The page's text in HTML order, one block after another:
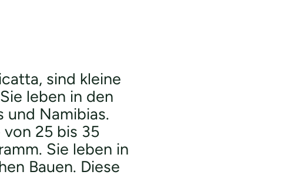
sind kleine
leben in den
und Namibias.
25 bis 35
Sie leben in
Bauen. Diese